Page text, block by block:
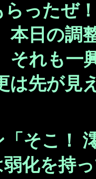
らったぜ
本日の調
それも一
は先が見
「そこ！
弱化を持